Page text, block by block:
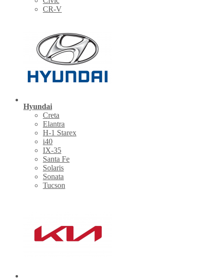
CR-V
Hyundai
Creta
Elantra
H-1 Starex
i40
IX-35
Santa Fe
Solaris
Sonata
Tucson